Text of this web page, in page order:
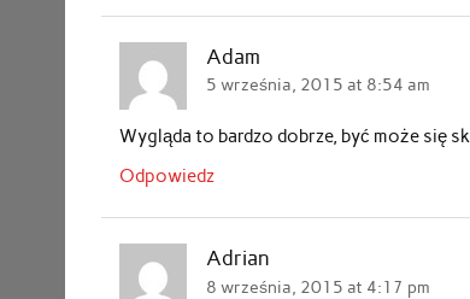
Adam
5 września, 2015 at 8:54 am
Wygląda to bardzo dobrze, być może się
Odpowiedz
Adrian
8 września, 2015 at 4:17 pm